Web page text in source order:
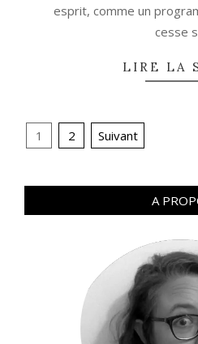
esprit, comme un
cesse
LIRE LA
Navigation
articles
1 2 Suivant
A